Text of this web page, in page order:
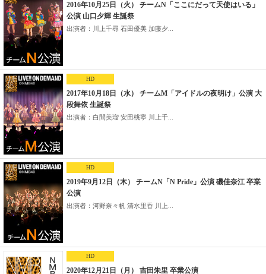
2016年10月25日（火） チームN「ここにだって天使はいる」
公演 山口夕輝 生誕祭
出演者：川上千尋 石田優美 加藤夕...
HD
2017年10月18日（水） チームM「アイドルの夜明け」公演 大
段舞依 生誕祭
出演者：白間美瑠 安田桃寧 川上千...
HD
2019年9月12日（木） チームN「N Pride」公演 磯佳奈江 卒業
公演
出演者：河野奈々帆 清水里香 川上...
HD
2020年12月21日（月） 吉田朱里 卒業公演